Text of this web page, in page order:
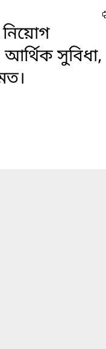
নিয়োগ
সুবিধা,